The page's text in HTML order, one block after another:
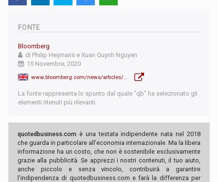
FONTE
Bloomberg
di Philip Heijmans e Xuan Quynh Nguyen
15 Novembre, 2020
La fonte rappresenta lo spunto dal quale "qb" ha selezionato gli
elementi ritenuti più rilevanti.
quotedbusiness.com è una testata indipendente nata nel 2018
che guarda in particolare all'economia internazionale. Ma la libera
informazione ha un costo, che non è sostenibile esclusivamente
grazie alla pubblicità. Se apprezzi i nostri contenuti, il tuo aiuto,
anche piccolo e senza vincolo, contribuirà a garantire
l'indipendenza di quotedbusiness.com e farà la differenza per